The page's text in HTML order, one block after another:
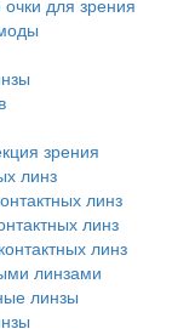
для зрения
зрения
линз
линз
линз
линз
линзами
линзы